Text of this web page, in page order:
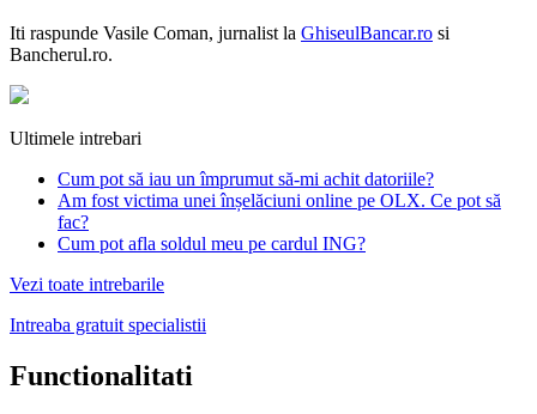
Iti raspunde Vasile Coman, jurnalist la GhiseulBancar.ro si
Bancherul.ro.
Ultimele intrebari
Cum pot să iau un împrumut să-mi achit datoriile?
Am fost victima unei înșelăciuni online pe OLX. Ce pot să
fac?
Cum pot afla soldul meu pe cardul ING?
Vezi toate intrebarile
Intreaba gratuit specialistii
Functionalitati